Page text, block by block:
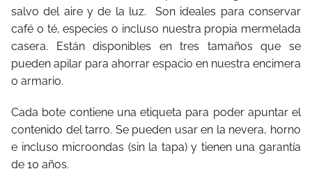
salvo del aire y de la luz. Son ideales para conservar
café o té, especies o incluso nuestra propia mermelada
casera. Están disponibles en tres tamaños que se
pueden apilar para ahorrar espacio en nuestra encimera
o armario.
Cada bote contiene una etiqueta para poder apuntar el
contenido del tarro. Se pueden usar en la nevera, horno
e incluso microondas (sin la tapa) y tienen una garantía
de 10 años.